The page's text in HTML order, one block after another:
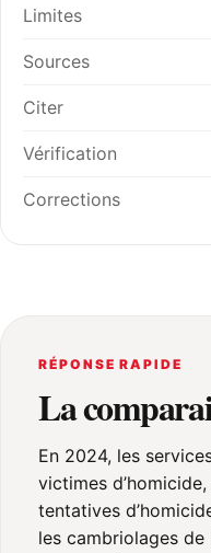
Limites
Sources
Citer
Vérification
Corrections
RÉPONSE RAPIDE
La
En 2024, les
victimes
tentatives
les cambriolages